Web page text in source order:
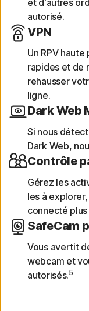
autorisé.
VPN
Un RPV
rapides et de
rehausser
ligne.
Dark Web
Si nous
Dark Web,
Contrôle
Gérez les
les à
connecté
SafeCam
Vous avertit
webcam et
autorisés.5